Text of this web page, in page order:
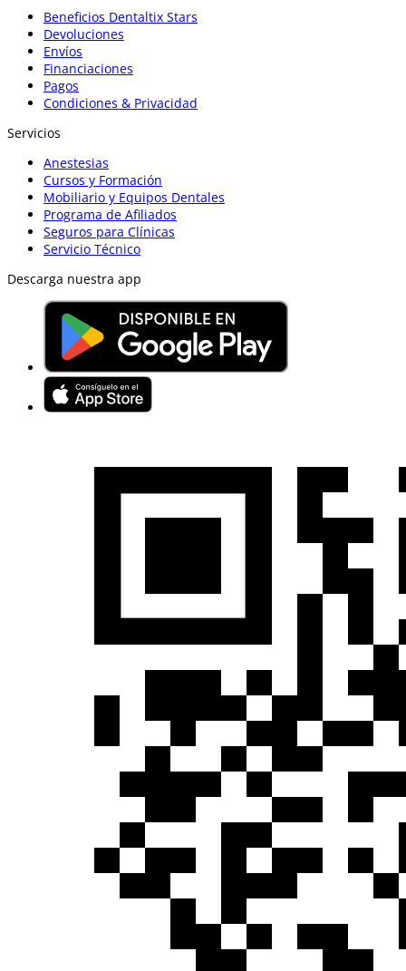
Beneficios Dentaltix Stars
Devoluciones
Envíos
Financiaciones
Pagos
Condiciones & Privacidad
Servicios
Anestesias
Cursos y Formación
Mobiliario y Equipos Dentales
Programa de Afiliados
Seguros para Clínicas
Servicio Técnico
Descarga nuestra app